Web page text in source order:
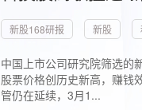
新股168研报 新股
中国上市公司研究院筛选的
股票价格创历史新高，赚钱
管仍在延续，3月1...